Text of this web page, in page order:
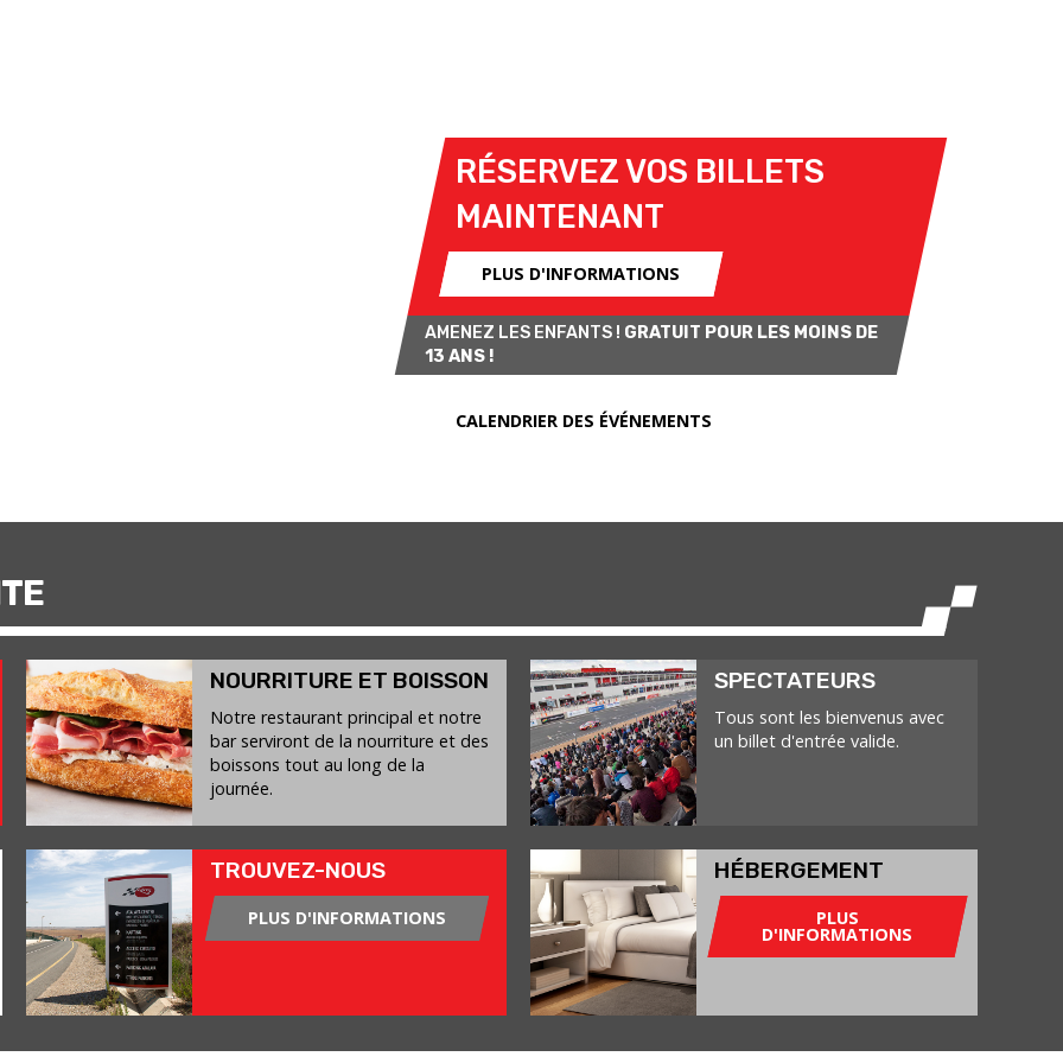
RÉSERVEZ VOS BILLETS
MAINTENANT
PLUS D'INFORMATIONS
AMENEZ LES ENFANTS ! GRATUIT POUR LES MOINS DE
13 ANS !
CALENDRIER DES ÉVÉNEMENTS
NOURRITURE ET BOISSON
Notre restaurant principal et notre
bar serviront de la nourriture et des
boissons tout au long de la
journée.
SPECTATEURS
Tous sont les bienvenus avec
un billet d'entrée valide.
TROUVEZ-NOUS
PLUS D'INFORMATIONS
HÉBERGEMENT
PLUS
D'INFORMATIONS